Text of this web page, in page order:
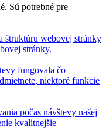
Sú potrebné pre
štruktúru webovej stránky
stránky.
fungovala čo
niektoré funkcie
počas návštevy našej
kvalitnejšie